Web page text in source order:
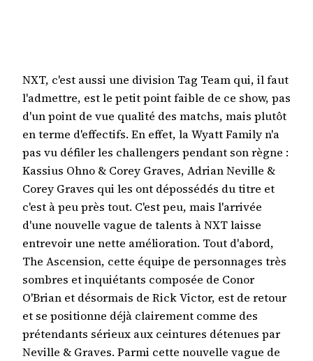
NXT, c'est aussi une division Tag Team qui, il faut
l'admettre, est le petit point faible de ce show, pas
d'un point de vue qualité des matchs, mais plutôt
en terme d'effectifs. En effet, la Wyatt Family n'a
pas vu défiler les challengers pendant son règne :
Kassius Ohno & Corey Graves, Adrian Neville &
Corey Graves qui les ont dépossédés du titre et
c'est à peu près tout. C'est peu, mais l'arrivée
d'une nouvelle vague de talents à NXT laisse
entrevoir une nette amélioration. Tout d'abord,
The Ascension, cette équipe de personnages très
sombres et inquiétants composée de Conor
O'Brian et désormais de Rick Victor, est de retour
et se positionne déjà clairement comme des
prétendants sérieux aux ceintures détenues par
Neville & Graves. Parmi cette nouvelle vague de